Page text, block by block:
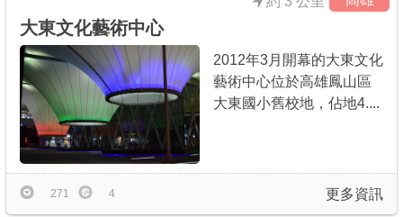
大東文化藝術中心
2012年3月開幕的大東文化
藝術中心位於高雄鳳山區
大東國小舊校地，佔地4....
更多資訊
271 4